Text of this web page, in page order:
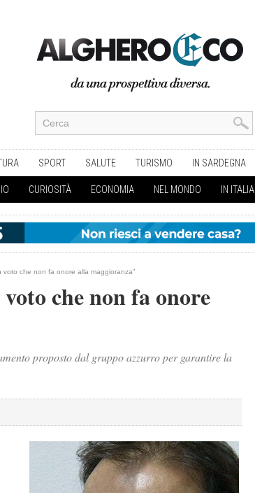
SPORT SALUTE TURISMO IN SARDEGNA
CURIOSITÀ ECONOMIA NEL MONDO IN ITALIA
voto che non fa onore alla maggioranza”
che non fa onore
proposto dal gruppo azzurro per garantire la